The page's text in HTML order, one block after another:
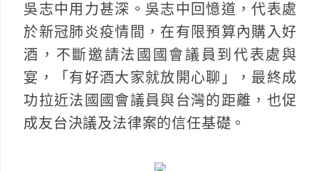
吳志中用力甚深。吳志中回憶道，代表處
於新冠肺炎疫情間，在有限預算內購入好
酒，不斷邀請法國國會議員到代表處與
宴，「有好酒大家就放開心聊」，最終成
功拉近法國國會議員與台灣的距離，也促
成友台決議及法律案的信任基礎。